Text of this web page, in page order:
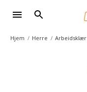
Hjem Herre Arbeidsklær